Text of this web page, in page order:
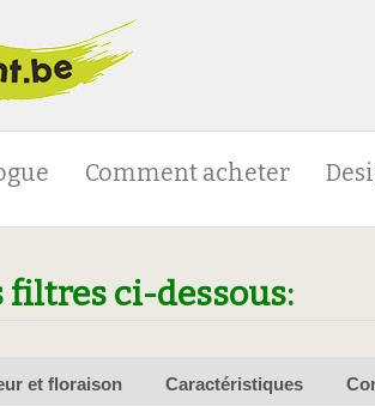
Comment acheter
filtres ci-dessous:
et floraison Caractéristiques